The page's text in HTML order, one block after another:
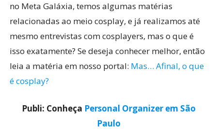
no Meta Galáxia, temos algumas matérias
relacionadas ao meio cosplay, e já realizamos até
mesmo entrevistas com cosplayers, mas o que é
isso exatamente? Se deseja conhecer melhor, então
leia a matéria em nosso portal: Mas… Afinal, o que
é cosplay?
Publi: Conheça Personal Organizer em São
Paulo